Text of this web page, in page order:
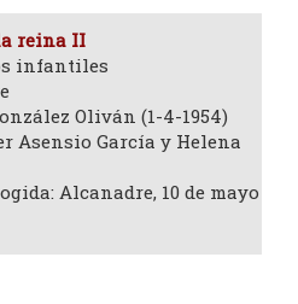
reina II
infantiles
Oliván (1-4-1954)
Asensio García y Helena
Alcanadre, 10 de mayo